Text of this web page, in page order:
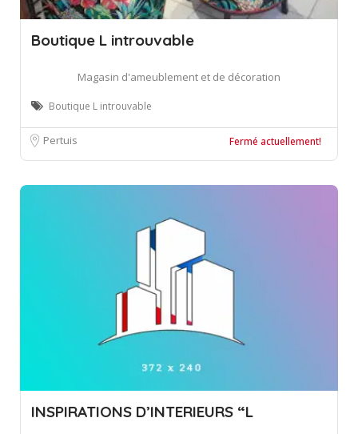
Boutique L introuvable
Magasin d'ameublement et de décoration
Boutique L introuvable
Pertuis Fermé actuellement!
INSPIRATIONS D’INTERIEURS “L